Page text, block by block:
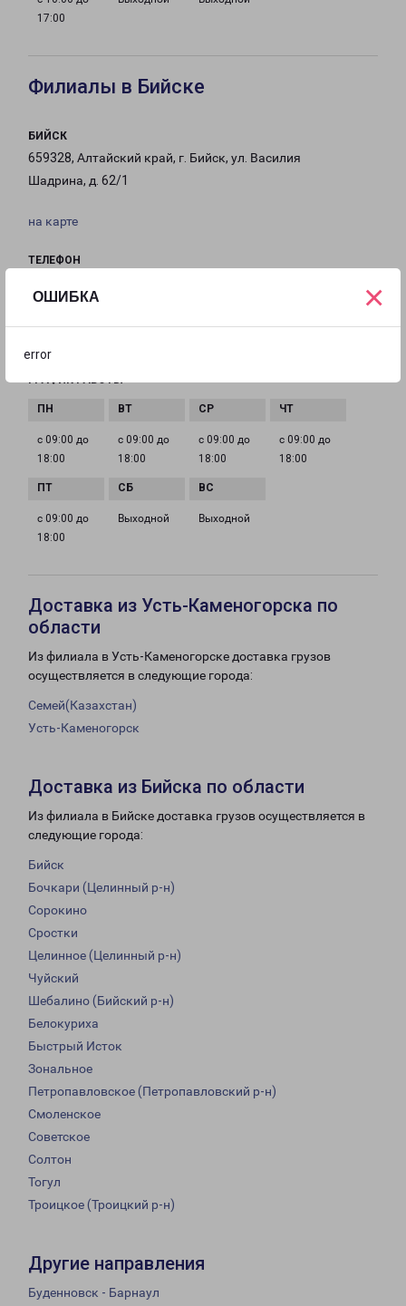
ОШИБКА
error
×
17:00
Филиалы в Бийске
БИЙСК
659328, Алтайский край, г. Бийск, ул. Василия
Шадрина, д. 62/1
на карте
ТЕЛЕФОН
ГРАФИК РАБОТЫ
с 09:00 до
18:00
с 09:00 до
18:00
с 09:00 до
18:00
с 09:00 до
18:00
с 09:00 до
18:00
Выходной Выходной
Доставка из Усть-Каменогорска по
области
Из филиала в Усть-Каменогорске доставка грузов
осуществляется в следующие города:
Семей(Казахстан)
Усть-Каменогорск
Доставка из Бийска по области
Из филиала в Бийске доставка грузов осуществляется в
следующие города:
Бийск
Бочкари (Целинный р-н)
Сорокино
Сростки
Целинное (Целинный р-н)
Чуйский
Шебалино (Бийский р-н)
Белокуриха
Быстрый Исток
Зональное
Петропавловское (Петропавловский р-н)
Смоленское
Советское
Солтон
Тогул
Троицкое (Троицкий р-н)
Другие направления
Буденновск - Барнаул